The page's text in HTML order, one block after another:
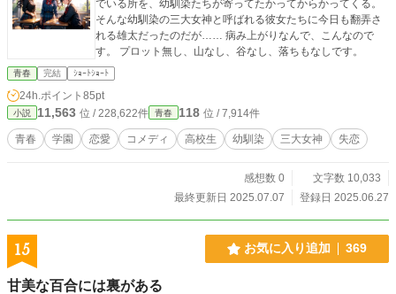
でいる所を、幼馴染たちが寄ってたかってからかってくる。
そんな幼馴染の三大女神と呼ばれる彼女たちに今日も翻弄さ
れる雄太だったのだが…… 病み上がりなんで、こんなので
す。 プロット無し、山なし、谷なし、落ちもなしです。
青春 完結 ｼｮｰﾄｼｮｰﾄ
24h.ポイント 85pt
小説 11,563 位 / 228,622件 青春 118 位 / 7,914件
青春 学園 恋愛 コメディ 高校生 幼馴染 三大女神 失恋
感想数 0
文字数 10,033
最終更新日 2025.07.07
登録日 2025.06.27
15 お気に入り追加 369
甘美な百合には裏がある